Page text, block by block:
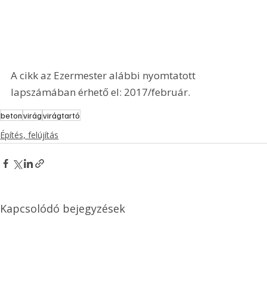
A cikk az Ezermester alábbi nyomtatott
lapszámában érhető el: 2017/február.
betonvirágvirágtartó
Építés, felújítás
Kapcsolódó bejegyzések